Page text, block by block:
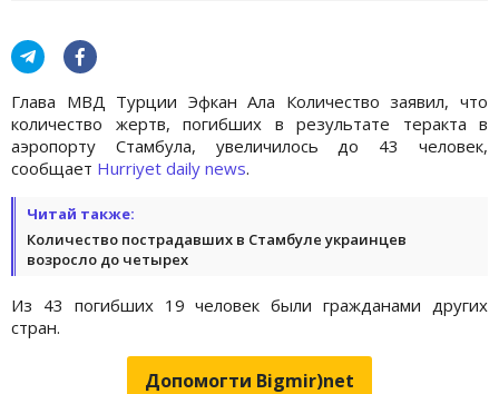
Глава МВД Турции Эфкан Ала Количество заявил, что
количество жертв, погибших в результате теракта в
аэропорту Стамбула, увеличилось до 43 человек,
сообщает Hurriyet daily news.
Читай также:
Количество пострадавших в Стамбуле украинцев
возросло до четырех
Из 43 погибших 19 человек были гражданами других
стран.
Допомогти Bigmir)net